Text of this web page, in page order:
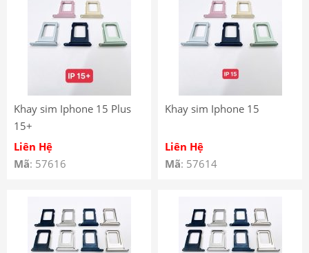
Khay sim Iphone 15 Plus
15+
Liên Hệ
Mã: 57616
Khay sim Iphone 15
Liên Hệ
Mã: 57614